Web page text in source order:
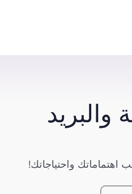
والبريد
واحتياجاتك!